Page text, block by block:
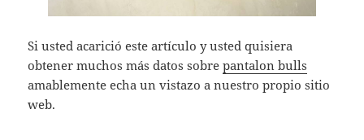
Si usted acarició este artículo y usted quisiera
obtener muchos más datos sobrepantalon bulls
amablemente echa un vistazo a nuestro propio sitio
web.